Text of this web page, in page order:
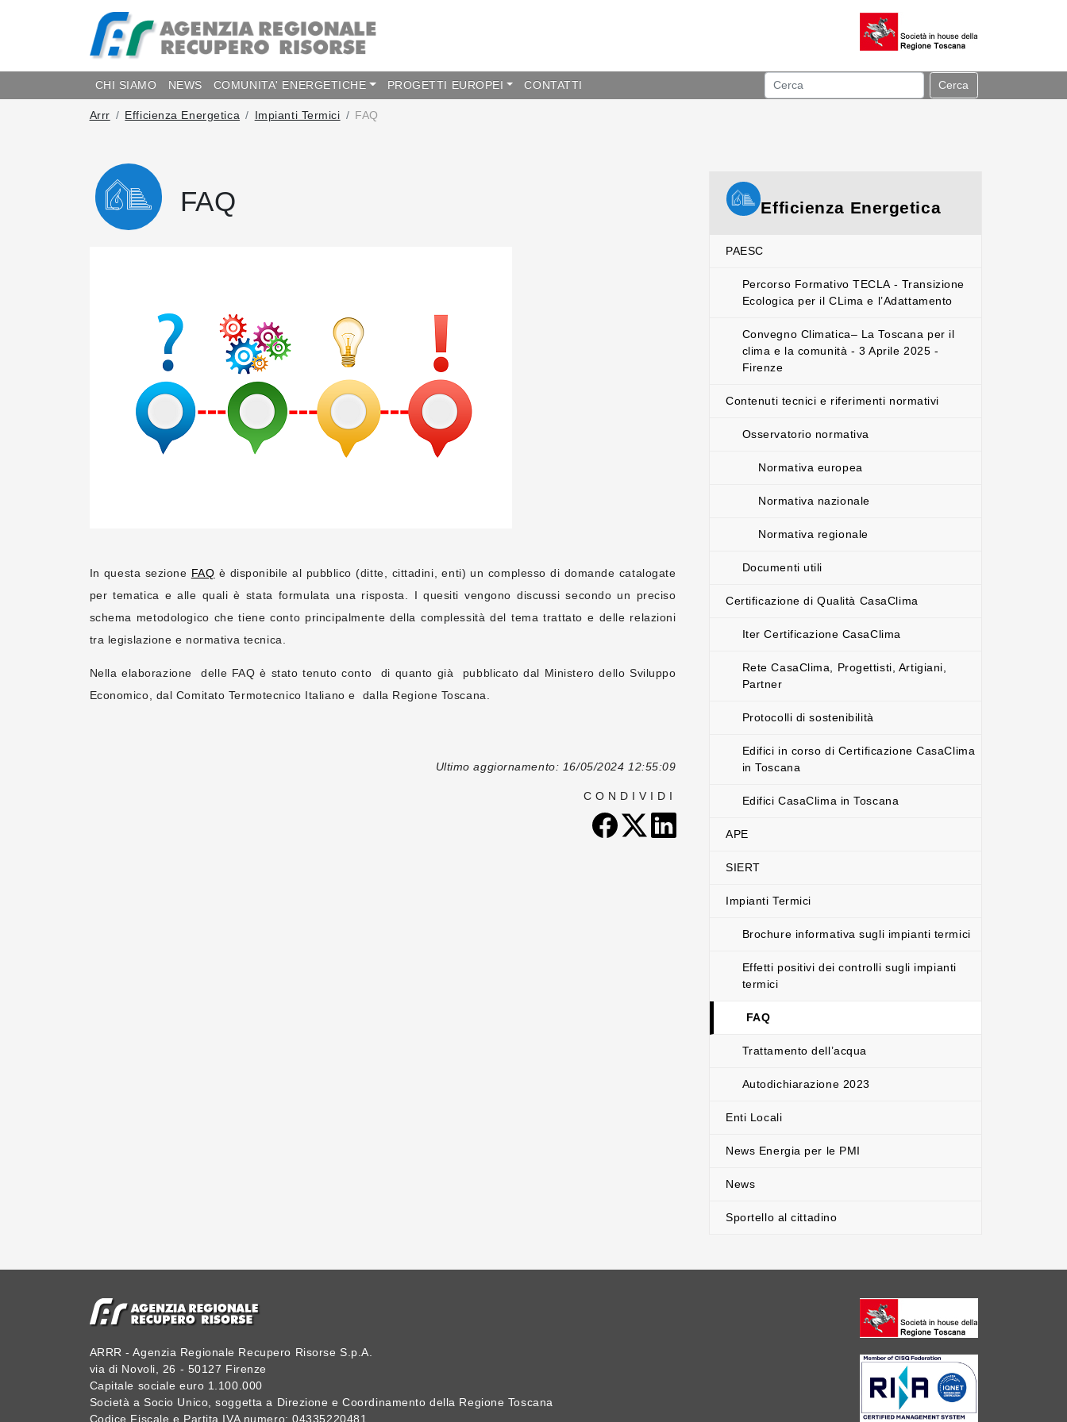
CHI SIAMO NEWS COMUNITA' ENERGETICHE PROGETTI EUROPEI CONTATTI Cerca
Arrr Efficienza Energetica Impianti Termici FAQ
FAQ
In questa sezione FAQ è disponibile al pubblico (ditte, cittadini, enti) un complesso di domande catalogate
per tematica e alle quali è stata formulata una risposta. I quesiti vengono discussi secondo un preciso
schema metodologico che tiene conto principalmente della complessità del tema trattato e delle relazioni
tra legislazione e normativa tecnica.
Nella elaborazione delle FAQ è stato tenuto conto di quanto già pubblicato dal Ministero dello Sviluppo
Economico, dal Comitato Termotecnico Italiano e dalla Regione Toscana.
Ultimo aggiornamento: 16/05/2024 12:55:09
CONDIVIDI
Efficienza Energetica
PAESC
Percorso Formativo TECLA - Transizione
Ecologica per il CLima e l’Adattamento
Convegno Climatica– La Toscana per il
clima e la comunità - 3 Aprile 2025 -
Firenze
Contenuti tecnici e riferimenti normativi
Osservatorio normativa
Normativa europea
Normativa nazionale
Normativa regionale
Documenti utili
Certificazione di Qualità CasaClima
Iter Certificazione CasaClima
Rete CasaClima, Progettisti, Artigiani,
Partner
Protocolli di sostenibilità
Edifici in corso di Certificazione CasaClima
in Toscana
Edifici CasaClima in Toscana
APE
SIERT
Impianti Termici
Brochure informativa sugli impianti termici
Effetti positivi dei controlli sugli impianti
termici
FAQ
Trattamento dell’acqua
Autodichiarazione 2023
Enti Locali
News Energia per le PMI
News
Sportello al cittadino
ARRR - Agenzia Regionale Recupero Risorse S.p.A.
via di Novoli, 26 - 50127 Firenze
Capitale sociale euro 1.100.000
Società a Socio Unico, soggetta a Direzione e Coordinamento della Regione Toscana
Codice Fiscale e Partita IVA numero: 04335220481